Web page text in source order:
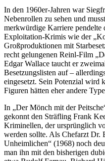
In den 1960er-Jahren war
Nebenrollen zu sehen und
merkwürdige Karriere pendelte
Exploitation-Krimis wie der
Großproduktionen mit
recht gelungenen Reinl-Film
Edgar Wallace taucht er
Besetzungslisten auf –
eingesetzt. Sein Potenzial wird
Figuren hätten eher andere
In „Der Mönch mit der
gekonnt den Sträfling Frank
Kriminellen, der ursprünglich
werden sollte. Als Chefarzt Dr.
Unheimlichen“ (1968) noch
man ihn mit den bisherigen